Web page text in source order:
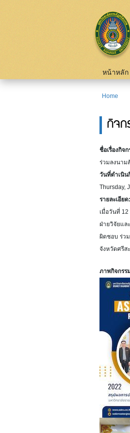
หน้าหลัก
Home
กิจก
ชื่อเรื่องกิจก
ร่วมลงนาม
วันที่ดำเนิน
Thursday,
รายละเอียด:
เมื่อวันที่
ฝ่ายวิจัยแล
ผิดชอบ ร่ว
จังหวัดศรีส
ภาพกิจกรร